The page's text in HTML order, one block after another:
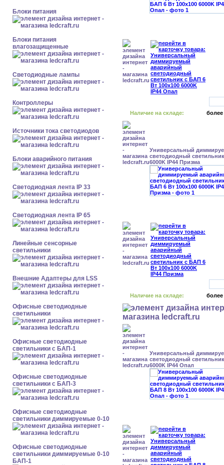
Блоки питания
Блоки питания
влагозащищенные
Светодиодные лампы
Контроллеры
Источники тока светодиодов
Блоки аварийного питания
Светодиодная лента IP 33
Светодиодная лента IP 65
Линейные сенсорные
светильники
Внешние Адаптеры для LSS
Офисные светодиодные
светильники
Офисные светодиодные
светильники с БАП-1
Офисные светодиодные
светильники с БАП-3
Офисные светодиодные
светильники диммируемые 0-10
Офисные светодиодные
светильники диммируемые 0-10
БАП-1
Наличие на складе: более
Универсальный
светодиодный
6000K IP44 Призма
Наличие на складе: более
Универсальный
светодиодный
6000K IP44 Опал